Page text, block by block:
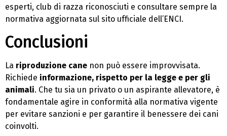
esperti, club di razza riconosciuti e consultare sempre la
normativa aggiornata sul sito ufficiale dell’ENCI.
Conclusioni
La riproduzione cane non può essere improvvisata.
Richiede informazione, rispetto per la legge e per gli
animali. Che tu sia un privato o un aspirante allevatore, è
fondamentale agire in conformità alla normativa vigente
per evitare sanzioni e per garantire il benessere dei cani
coinvolti.